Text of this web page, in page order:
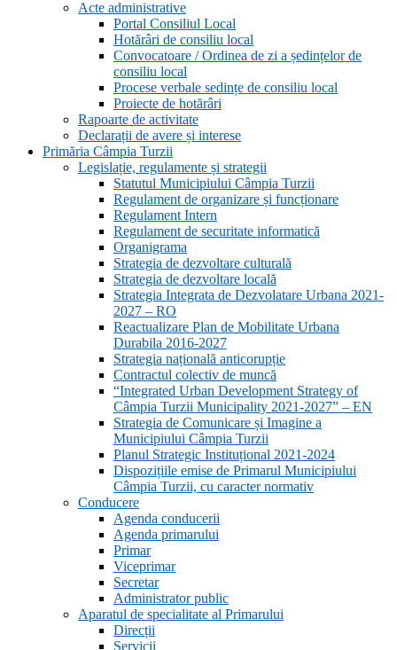
Acte administrative
Portal Consiliul Local
Hotărâri de consiliu local
Convocatoare / Ordinea de zi a ședințelor de
consiliu local
Procese verbale sedințe de consiliu local
Proiecte de hotărâri
Rapoarte de activitate
Declarații de avere și interese
Primăria Câmpia Turzii
Legislație, regulamente și strategii
Statutul Municipiului Câmpia Turzii
Regulament de organizare și funcționare
Regulament Intern
Regulament de securitate informatică
Organigrama
Strategia de dezvoltare culturală
Strategia de dezvoltare locală
Strategia Integrata de Dezvolatare Urbana 2021-
2027 – RO
Reactualizare Plan de Mobilitate Urbana
Durabila 2016-2027
Strategia națională anticorupție
Contractul colectiv de muncă
“Integrated Urban Development Strategy of
Câmpia Turzii Municipality 2021-2027” – EN
Strategia de Comunicare și Imagine a
Municipiului Câmpia Turzii
Planul Strategic Instituțional 2021-2024
Dispozițiile emise de Primarul Municipiului
Câmpia Turzii, cu caracter normativ
Conducere
Agenda conducerii
Agenda primarului
Primar
Viceprimar
Secretar
Administrator public
Aparatul de specialitate al Primarului
Direcții
Servicii